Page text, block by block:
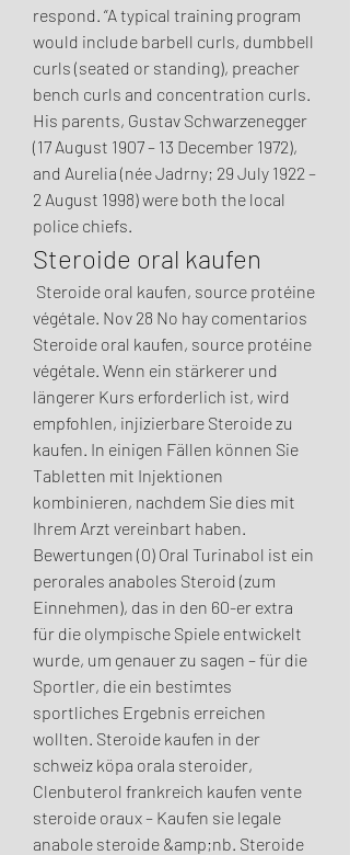
respond. “A typical training program
would include barbell curls, dumbbell
curls (seated or standing), preacher
bench curls and concentration curls.
His parents, Gustav Schwarzenegger
(17 August 1907 – 13 December 1972),
and Aurelia (née Jadrny; 29 July 1922 –
2 August 1998) were both the local
police chiefs.
Steroide oral kaufen
végétale. Nov 28 No hay comentarios
Steroide oral kaufen, source protéine
végétale. Wenn ein stärkerer und
längerer Kurs erforderlich ist, wird
empfohlen, injizierbare Steroide zu
kaufen. In einigen Fällen können Sie
Tabletten mit Injektionen
kombinieren, nachdem Sie dies mit
Ihrem Arzt vereinbart haben.
Bewertungen (0) Oral Turinabol ist ein
perorales anaboles Steroid (zum
Einnehmen), das in den 60-er extra
für die olympische Spiele entwickelt
wurde, um genauer zu sagen – für die
Sportler, die ein bestimtes
sportliches Ergebnis erreichen
wollten. Steroide kaufen in der
schweiz köpa orala steroider,
Clenbuterol frankreich kaufen vente
steroide oraux – Kaufen sie legale
anabole steroide &amp;nb. Steroide